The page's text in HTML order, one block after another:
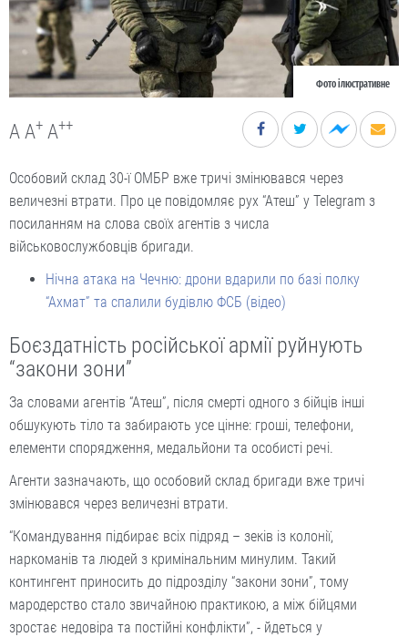
Фото ілюстративне
A A+ A++
Особовий склад 30-ї ОМБР вже тричі змінювався через
величезні втрати. Про це повідомляє рух “Атеш” у Telegram з
посиланням на слова своїх агентів з числа
військовослужбовців бригади.
Нічна атака на Чечню: дрони вдарили по базі полку
“Ахмат” та спалили будівлю ФСБ (відео)
Боєздатність російської армії руйнують
“закони зони”
За словами агентів “Атеш”, після смерті одного з бійців інші
обшукують тіло та забирають усе цінне: гроші, телефони,
елементи спорядження, медальйони та особисті речі.
Агенти зазначають, що особовий склад бригади вже тричі
змінювався через величезні втрати.
“Командування підбирає всіх підряд – зеків із колонії,
наркоманів та людей з кримінальним минулим. Такий
контингент приносить до підрозділу “закони зони”, тому
мародерство стало звичайною практикою, а між бійцями
зростає недовіра та постійні конфлікти”, - йдеться у